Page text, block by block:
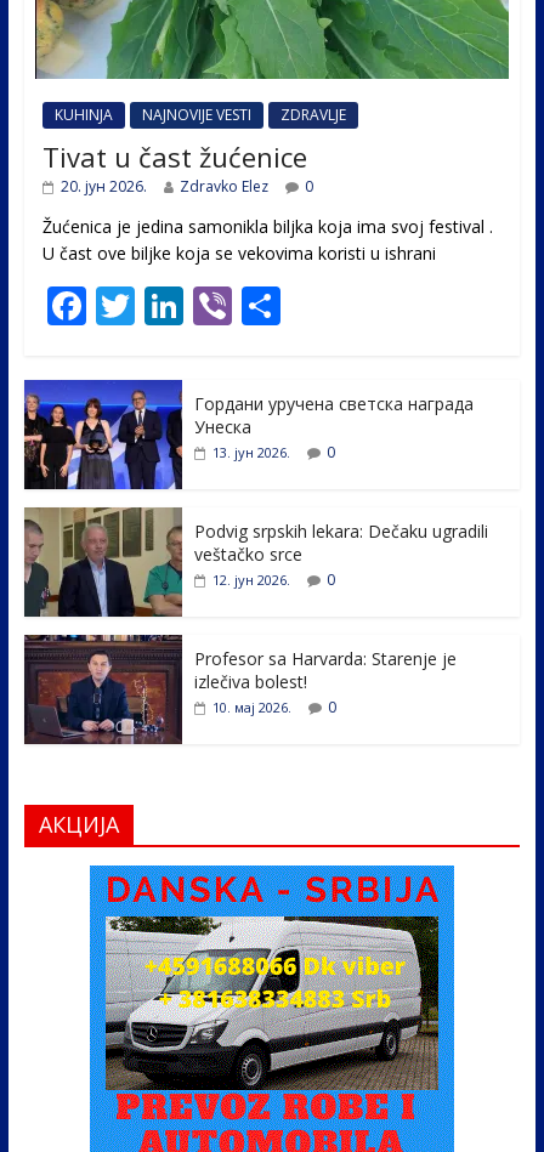
KUHINJA NAJNOVIJE VESTI ZDRAVLJE
Tivat u čast žućenice
20. јун 2026. Zdravko Elez 0
Žućenica je jedina samonikla biljka koja ima svoj festival .
U čast ovе biljke koja se vekovima koristi u ishrani
F
e
b
o
o
k
T
itt
er
Li
e
dI
Vi S
e
Гордани уручена светска награда
Унеска
13. јун 2026. 0
Podvig srpskih lekara: Dečaku ugradili
veštačko srce
12. јун 2026. 0
Profesor sa Harvarda: Starenje je
izlečiva bolest!
10. мај 2026. 0
АКЦИЈА